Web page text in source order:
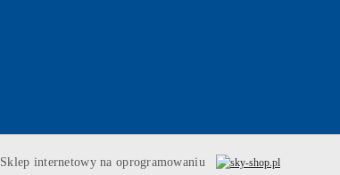
Sklep internetowy na oprogramowaniu